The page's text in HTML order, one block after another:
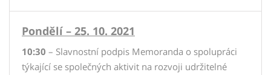
Pondělí – 25. 10. 2021
10:30 – Slavnostní podpis Memoranda o spolupráci
týkající se společných aktivit na rozvoji udržitelné